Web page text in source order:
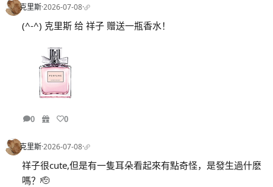
克里斯·2026-07-08·
(^-^) 克里斯 给 祥子 赠送一瓶香水！
0 0
克里斯·2026-07-08·
祥子很cute,但是有一隻耳朵看起來有點奇怪，是發生過什麽
嗎？🫡